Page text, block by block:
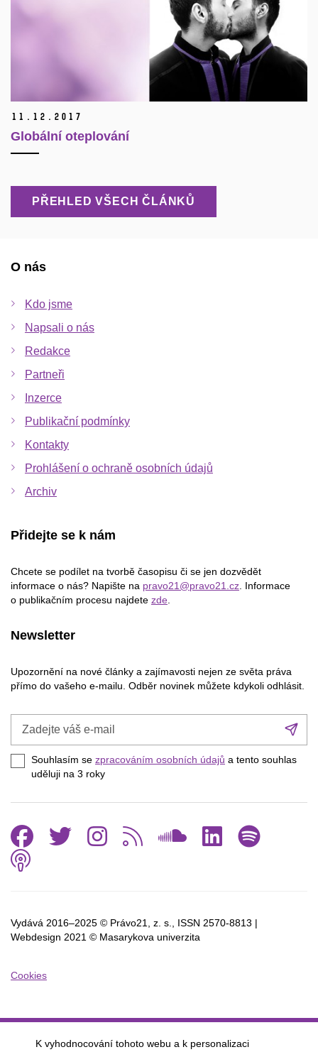
11. 12. 2017
Globální oteplování
PŘEHLED VŠECH ČLÁNKŮ
O nás
Kdo jsme
Napsali o nás
Redakce
Partneři
Inzerce
Publikační podmínky
Kontakty
Prohlášení o ochraně osobních údajů
Archiv
Přidejte se k nám
Chcete se podílet na tvorbě časopisu či se jen dozvědět
informace o nás? Napište na pravo21@pravo21.cz . Informace
o publikačním procesu najdete zde
Newsletter
Upozornění na nové články a zajímavosti nejen ze světa práva
přímo do vašeho e-mailu. Odběr novinek můžete kdykoli odhlásit.
e-
mail
Souhlasím se zpracováním osobních údajů a tento souhlas
uděluji na 3 roky
Vydává 2016–2025 © Právo21, z. s., ISSN 2570-8813 |
Webdesign 2021 © Masarykova univerzita
Cookies
Facebook
Twitter
Instagram
RSS
Podcast
K vyhodnocování tohoto webu a k personalizaci